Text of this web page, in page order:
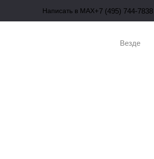
Написать в MAX+7 (495) 744-7838
Везде